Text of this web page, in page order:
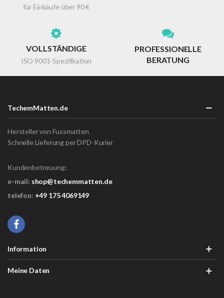
für Einkäufe über 90 €
VOLLSTÄNDIGE
ISO 9001-Spezifikation
PROFESSIONELLE
BERATUNG
TechemMatten.de
Hersteller von Fussmatten
Schnelle Lieferung per DPD-Kurier
Kundenbetreuung:
e-mail: shop@techemmatten.de
telefon: +49 175 4069149
Information
Meine Daten